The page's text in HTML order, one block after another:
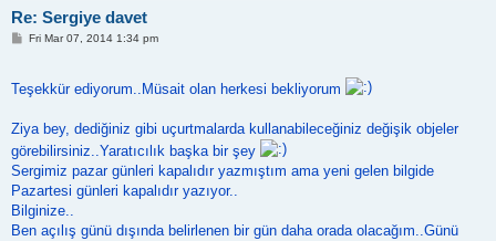
Re: Sergiye davet
PFri Mar 07, 2014 1:34 pm
Teşekkür ediyorum..Müsait olan herkesi bekliyorum
Ziya bey, dediğiniz gibi uçurtmalarda kullanabileceğiniz değişik objeler
görebilirsiniz..Yaratıcılık başka bir şey
Sergimiz pazar günleri kapalıdır yazmıştım ama yeni gelen bilgide
Pazartesi günleri kapalıdır yazıyor..
Bilginize..
Ben açılış günü dışında belirlenen bir gün daha orada olacağım..Günü